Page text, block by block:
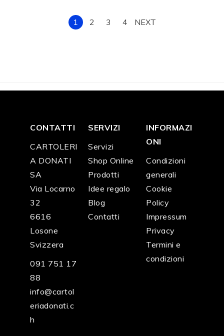
1 2 3 4 NEXT
CONTATTI
CARTOLERI
A DONATI
SA
Via Locarno
32
6616
Losone
Svizzera
091 751 17
88
info@cartol
eriadonati.c
h
SERVIZI
Servizi
Shop Online
Prodotti
Idee regalo
Blog
Contatti
INFORMAZI
ONI
Condizioni
generali
Cookie
Policy
Impressum
Privacy
Termini e
condizioni